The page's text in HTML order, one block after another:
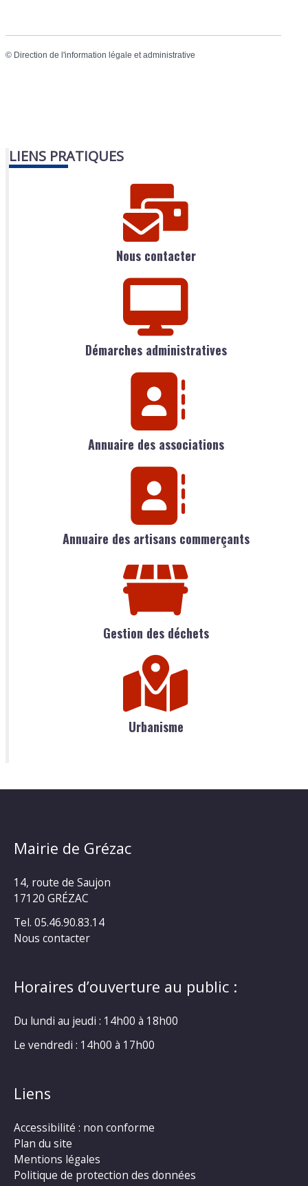
© Direction de l'information légale et administrative
LIENS PRATIQUES
Nous contacter
Démarches administratives
Annuaire des associations
Annuaire des artisans commerçants
Gestion des déchets
Urbanisme
Mairie de Grézac
14, route de Saujon
17120 GRÉZAC
Tel. 05.46.90.83.14
Nous contacter
Horaires d’ouverture au public :
Du lundi au jeudi : 14h00 à 18h00
Le vendredi : 14h00 à 17h00
Liens
Accessibilité : non conforme
Plan du site
Mentions légales
Politique de protection des données